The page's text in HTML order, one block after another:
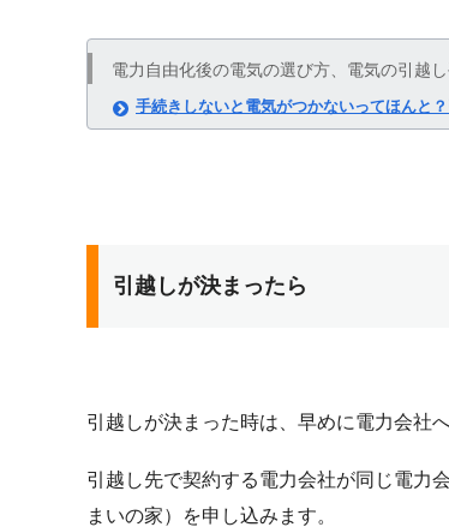
電力自由化後の電気の選び方、電気の引越
手続きしないと電気がつかないってほんと
引越しが決まったら
引越しが決まった時は、早めに電力会社
引越し先で契約する電力会社が同じ電力
まいの家）を申し込みます。